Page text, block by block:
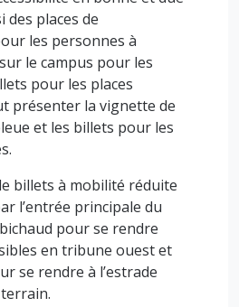
des places de
les personnes à
le campus pour les
pour les places
présenter la vignette de
et les billets pour les
billets à mobilité réduite
l’entrée principale du
pour se rendre
en tribune ouest et
se rendre à l’estrade